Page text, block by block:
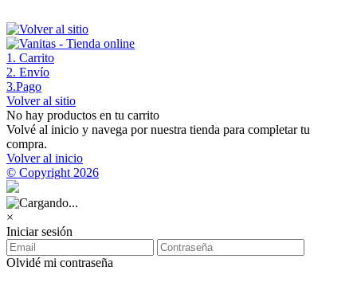
1 . Carrito
2. Envío
3.Pago
Volver al sitio
No hay productos en tu carrito
Volvé al inicio y navega por nuestra tienda para completar tu
compra.
Volver al inicio
© Copyright 2026
×
Iniciar sesión
Olvidé mi contraseña